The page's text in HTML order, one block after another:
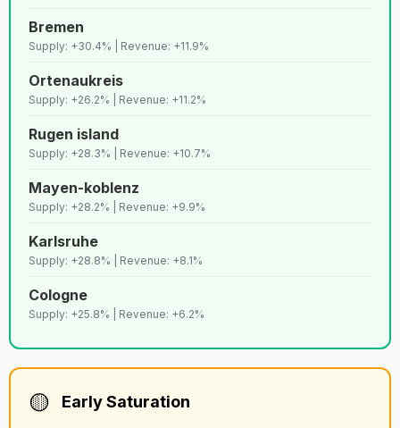
Bremen
Supply: +30.4% | Revenue: +11.9%
Ortenaukreis
Supply: +26.2% | Revenue: +11.2%
Rugen island
Supply: +28.3% | Revenue: +10.7%
Mayen-koblenz
Supply: +28.2% | Revenue: +9.9%
Karlsruhe
Supply: +28.8% | Revenue: +8.1%
Cologne
Supply: +25.8% | Revenue: +6.2%
🟡 Early Saturation